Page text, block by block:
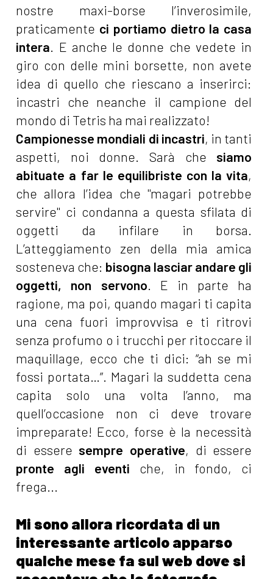
nostre maxi-borse l’inverosimile,
praticamente ci portiamo dietro la casa
intera . E anche le donne che vedete in
giro con delle mini borsette, non avete
idea di quello che riescano a inserirci:
incastri che neanche il campione del
mondo di Tetris ha mai realizzato!
Campionesse mondiali di incastri, in tanti
aspetti, noi donne. Sarà che siamo
abituate a far le equilibriste con la vita,
che allora l’idea che "magari potrebbe
servire" ci condanna a questa sfilata di
oggetti da infilare in borsa.
L’atteggiamento zen della mia amica
sosteneva che: bisogna lasciar andare gli
oggetti, non servono . E in parte ha
ragione, ma poi, quando magari ti capita
una cena fuori improvvisa e ti ritrovi
senza profumo o i trucchi per ritoccare il
maquillage, ecco che ti dici: “ah se mi
fossi portata…”. Magari la suddetta cena
capita solo una volta l’anno, ma
quell’occasione non ci deve trovare
impreparate! Ecco, forse è la necessità
di essere sempre operative, di essere
pronte agli eventi che, in fondo, ci
frega...
Mi sono allora ricordata di un
interessante articolo apparso
qualche mese fa sul web dove si